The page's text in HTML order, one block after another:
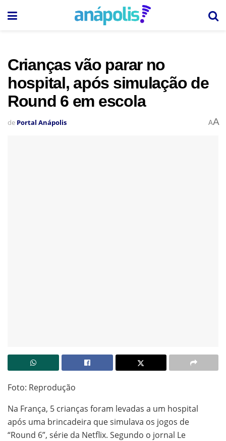
Crianças vão parar no
hospital, após simulação de
Round 6 em escola
de Portal Anápolis AA
Foto: Reprodução
Na França, 5 crianças foram levadas a um hospital
após uma brincadeira que simulava os jogos de
“Round 6”, série da Netflix. Segundo o jornal Le